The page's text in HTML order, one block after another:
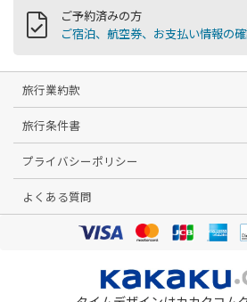
ご予約済みの方
ご宿泊、航空券、お支払い情報の
旅行業約款
旅行条件書
プライバシーポリシー
よくある質問